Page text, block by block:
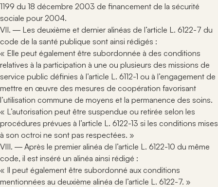
1199 du 18 décembre 2003 de financement de la sécurité
sociale pour 2004.
VII. ― Les deuxième et dernier alinéas de l’article L. 6122-7 du
code de la santé publique sont ainsi rédigés :
« Elle peut également être subordonnée à des conditions
relatives à la participation à une ou plusieurs des missions de
service public définies à l’article L. 6112-1 ou à l’engagement de
mettre en œuvre des mesures de coopération favorisant
l’utilisation commune de moyens et la permanence des soins.
« L’autorisation peut être suspendue ou retirée selon les
procédures prévues à l’article L. 6122-13 si les conditions mises
à son octroi ne sont pas respectées. »
VIII. ― Après le premier alinéa de l’article L. 6122-10 du même
code, il est inséré un alinéa ainsi rédigé :
« Il peut également être subordonné aux conditions
mentionnées au deuxième alinéa de l’article L. 6122-7. »